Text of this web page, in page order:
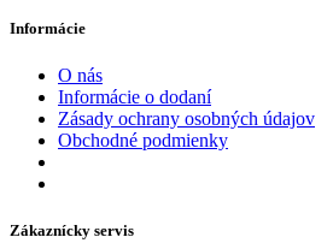
Informácie
O nás
Informácie o dodaní
Zásady ochrany osobných údajov
Obchodné podmienky
Zákaznícky servis